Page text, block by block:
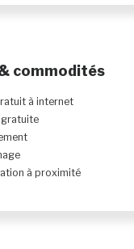
commodités
à internet
à proximité